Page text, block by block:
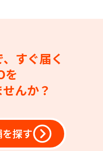
すぐ届く
を
んか？
探す